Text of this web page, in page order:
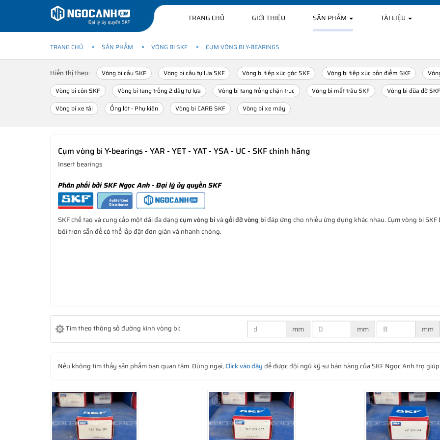
TRANG CHỦ GIỚI THIỆU SẢN PHẨM TÀI LIỆU
TRANG CHỦ SẢN PHẨM VÒNG BI SKF CỤM VÒNG BI Y-BEARINGS
Hiển thị theo: Vòng bi cầu SKF Vòng bi cầu tự lựa SKF Vòng bi tiếp xúc góc SKF Vòng bi tiếp xúc bốn điểm SKF
Vòng bi côn SKF
Vòng bi tang trống 2 dãy tự lựa Vòng bi tang trống chặn trục Vòng bi mắt trâu SKF
Vòng bi đũa đỡ SKF
Vòng bi xe tải
Ống lót - Phụ kiện Vòng bi CARB SKF Vòng bi xe máy
Cụm vòng bi Y-bearings - YAR - YET - YAT - YSA - UC - SKF chính hãng
Insert bearings
Phân phối bởi SKF Ngọc Anh - Đại lý ủy quyền SKF
SKF chế tạo và cung cấp một dải đa dạngcụm vòng bivàgối đỡ vòng biđáp ứng cho nhiều ứng dụng khác nhau. Cụm vòng bi
bôi trơn sẵn để có thể lắp đặt đơn giản và nhanh chóng.
Tìm theo thông số đường kính vòng bi: mm mm mm
Nếu không tìm thấy sản phẩm bạn quan tâm. Đừng ngại, Click vào đâyđể được đội ngũ kỹ sư bán hàng của SKF Ngọc Anh trợ